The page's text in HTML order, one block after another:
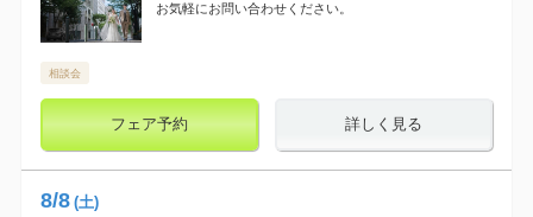
お気軽にお問い合わせください。
相談会
フェア予約 詳しく見る
8/8 (土)